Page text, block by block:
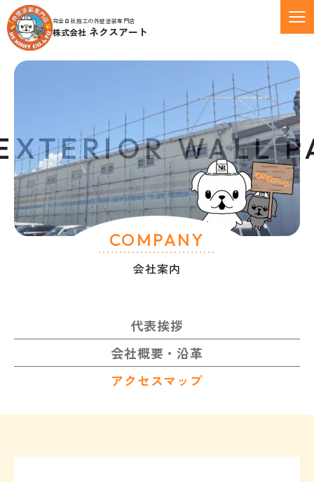
完全自社施工の外壁塗装専門店
株式会社 ネクスアート
WALL
COMPANY
会社案内
代表挨拶
会社概要・沿革
アクセスマップ